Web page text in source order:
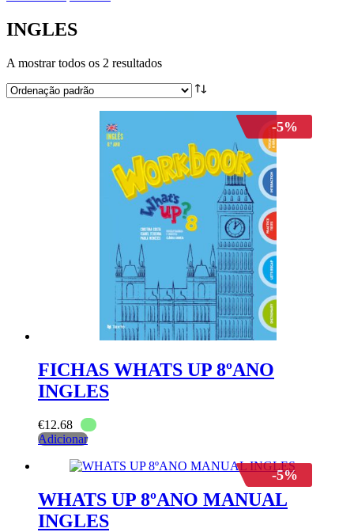
INGLES
A mostrar todos os 2 resultados
-5%
FICHAS WHATS UP 8ºANO
INGLES
€12.68
Adicionar
-5%
WHATS UP 8ºANO MANUAL
INGLES